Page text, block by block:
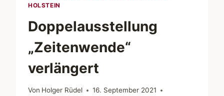
HOLSTEIN
Doppelausstellung
„Zeitenwende“
verlängert
Von Holger Rüdel
16. September 2021